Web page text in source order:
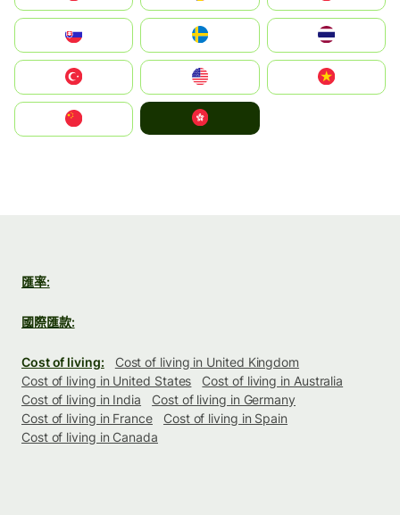
United States
中國香港特別行政區
匯率:
國際匯款:
Cost of living:
Cost of living in United Kingdom
Cost of living in United States
Cost of living in Australia
Cost of living in India
Cost of living in Germany
Cost of living in France
Cost of living in Spain
Cost of living in Canada